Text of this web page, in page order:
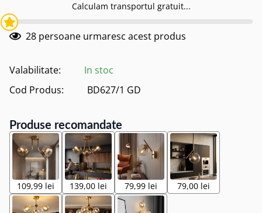
Calculam transportul gratuit...
28 persoane urmaresc acest produs
Valabilitate:
In stoc
Cod Produs:
BD627/1 GD
Produse recomandate
109,99 lei 139,00 lei 79,99 lei 79,00 lei